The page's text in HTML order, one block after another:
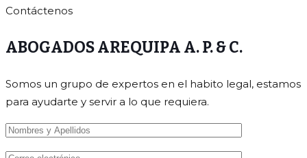
Contáctenos
ABOGADOS AREQUIPA A. P. & C.
Somos un grupo de expertos en el habito legal, estamos
para ayudarte y servir a lo que requiera.